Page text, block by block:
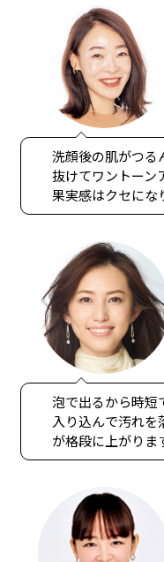
洗顔後の肌がつる
抜けてワントーン
果実感はクセにな
泡で出るから時短
入り込んで汚れを
が格段に上がりま